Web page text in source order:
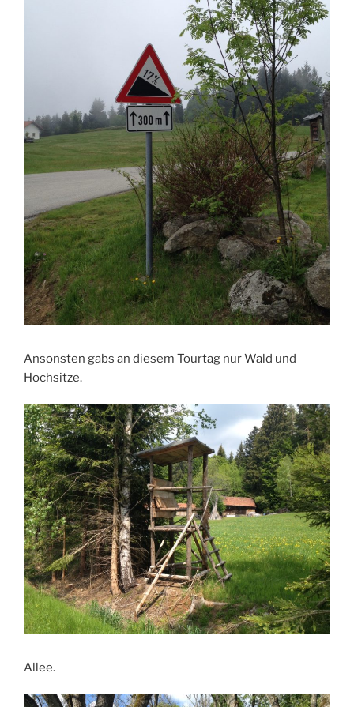
Ansonsten gabs an diesem Tourtag nur Wald und
Hochsitze.
Allee.